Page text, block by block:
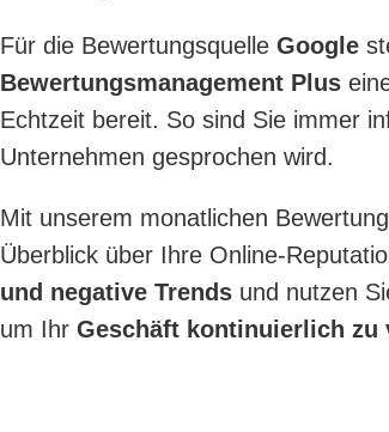
Für die BewertungsquelleGoogle
Bewertungsmanagement Plus
Echtzeit bereit. So sind Sie immer
Unternehmen gesprochen wird.
Mit unserem monatlichen
Überblick über Ihre Online-
und negative Trends und nutzen
um IhrGeschäft kontinuierlich zu